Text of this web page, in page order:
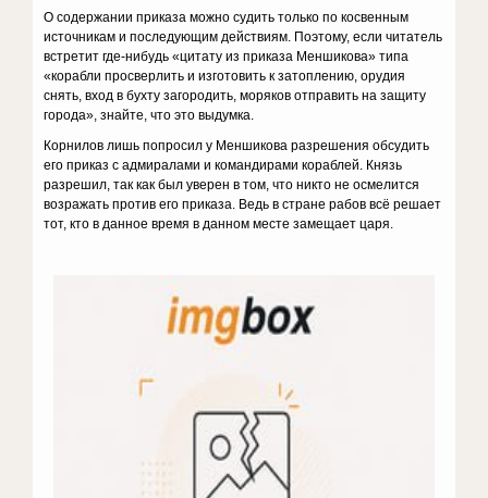
О содержании приказа можно судить только по косвенным
источникам и последующим действиям. Поэтому, если читатель
встретит где-нибудь «цитату из приказа Меншикова» типа
«корабли просверлить и изготовить к затоплению, орудия
снять, вход в бухту загородить, моряков отправить на защиту
города», знайте, что это выдумка.
Корнилов лишь попросил у Меншикова разрешения обсудить
его приказ с адмиралами и командирами кораблей. Князь
разрешил, так как был уверен в том, что никто не осмелится
возражать против его приказа. Ведь в стране рабов всё решает
тот, кто в данное время в данном месте замещает царя.